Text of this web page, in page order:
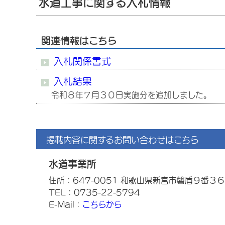
水道工事に関する入札情報
関連情報はこちら
入札関係書式
入札結果
令和８年７月３０日実施分を追加しました。
掲載内容に関するお問い合わせはこちら
水道事業所
住所：647-0051 和歌山県新宮市磐盾９番３
TEL：0735-22-5794
E-Mail： こちらから